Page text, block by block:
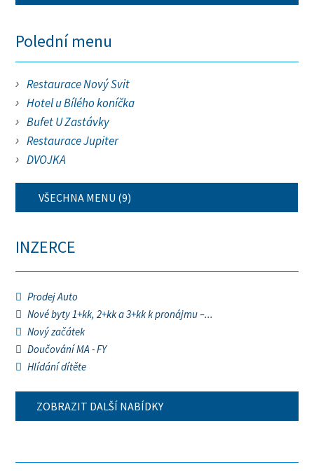
Polední menu
Restaurace Nový Svit
Hotel u Bílého koníčka
Bufet U Zastávky
Restaurace Jupiter
DVOJKA
VŠECHNA MENU (9)
INZERCE
Prodej Auto
Nové byty 1+kk, 2+kk a 3+kk k pronájmu –...
Nový začátek
Doučování MA - FY
Hlídání dítěte
ZOBRAZIT DALŠÍ NABÍDKY